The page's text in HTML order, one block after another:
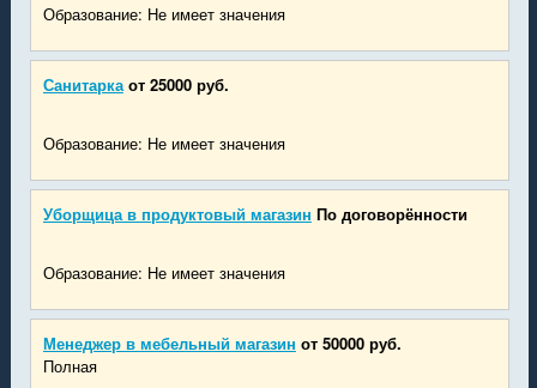
Образование: Не имеет значения
Санитарка от 25000 руб.
Образование: Не имеет значения
Уборщица в продуктовый магазин По договорённости
Образование: Не имеет значения
Менеджер в мебельный магазин от 50000 руб.
Полная